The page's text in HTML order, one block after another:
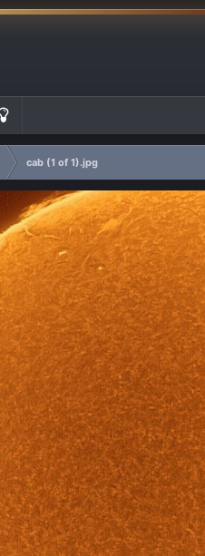
cab (1 of 1).jpg